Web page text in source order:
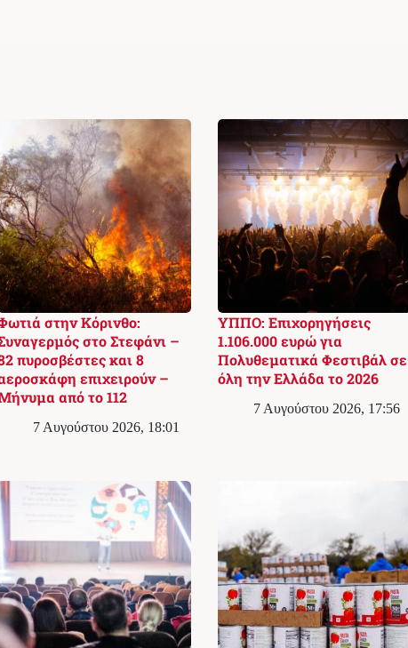
στην Κόρινθο:
στο Στεφάνι –
πυροσβέστες και 8
επιχειρούν –
από το 112
7 Αυγούστου 2026, 18:01
ΥΠΠΟ: Επιχορηγήσεις
1.106.000 ευρώ για
Πολυθεματικά Φεστιβάλ σε
όλη την Ελλάδα το 2026
7 Αυγούστου 2026, 17:56